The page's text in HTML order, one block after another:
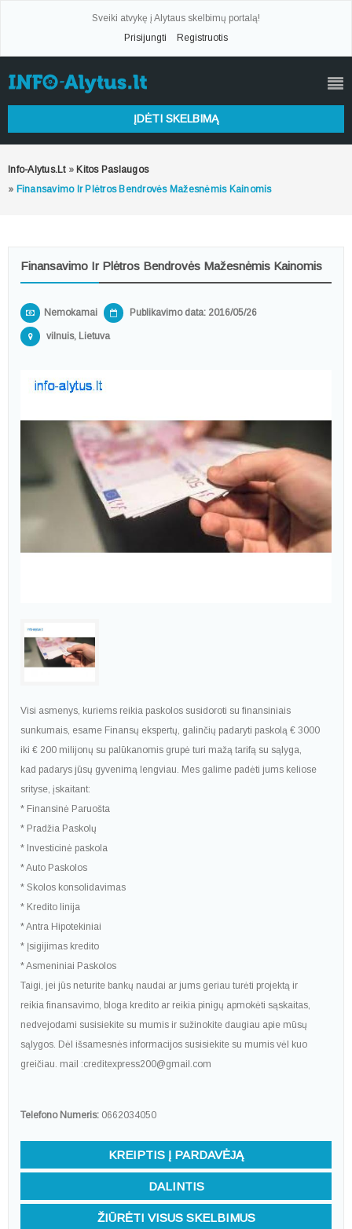
Sveiki atvykę į Alytaus skelbimų portalą!
Prisijungti
Registruotis
ĮDĖTI SKELBIMĄ
Info-Alytus.lt » Kitos Paslaugos
» Finansavimo Ir Plėtros Bendrovės Mažesnėmis Kainomis
Finansavimo Ir Plėtros Bendrovės Mažesnėmis Kainomis
Nemokamai Publikavimo data: 2016/05/26
vilnuis, Lietuva
Visi asmenys, kuriems reikia paskolos susidoroti su finansiniais
sunkumais, esame Finansų ekspertų, galinčių padaryti paskolą € 3000
iki € 200 milijonų su palūkanomis grupė turi mažą tarifą su sąlyga,
kad padarys jūsų gyvenimą lengviau. Mes galime padėti jums keliose
srityse, įskaitant:
* Finansinė Paruošta
* Pradžia Paskolų
* Investicinė paskola
* Auto Paskolos
* Skolos konsolidavimas
* Kredito linija
* Antra Hipotekiniai
* Įsigijimas kredito
* Asmeniniai Paskolos
Taigi, jei jūs neturite bankų naudai ar jums geriau turėti projektą ir
reikia finansavimo, bloga kredito ar reikia pinigų apmokėti sąskaitas,
nedvejodami susisiekite su mumis ir sužinokite daugiau apie mūsų
sąlygos. Dėl išsamesnės informacijos susisiekite su mumis vėl kuo
greičiau. mail :creditexpress200@gmail.com
Telefono Numeris: 0662034050
KREIPTIS Į PARDAVĖJĄ
DALINTIS
ŽIŪRĖTI VISUS SKELBIMUS